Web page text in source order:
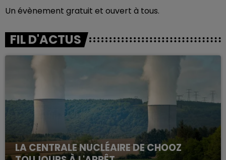
Un évènement gratuit et ouvert à tous.
FIL D'ACTUS
LA CENTRALE NUCLÉAIRE DE CHOOZ